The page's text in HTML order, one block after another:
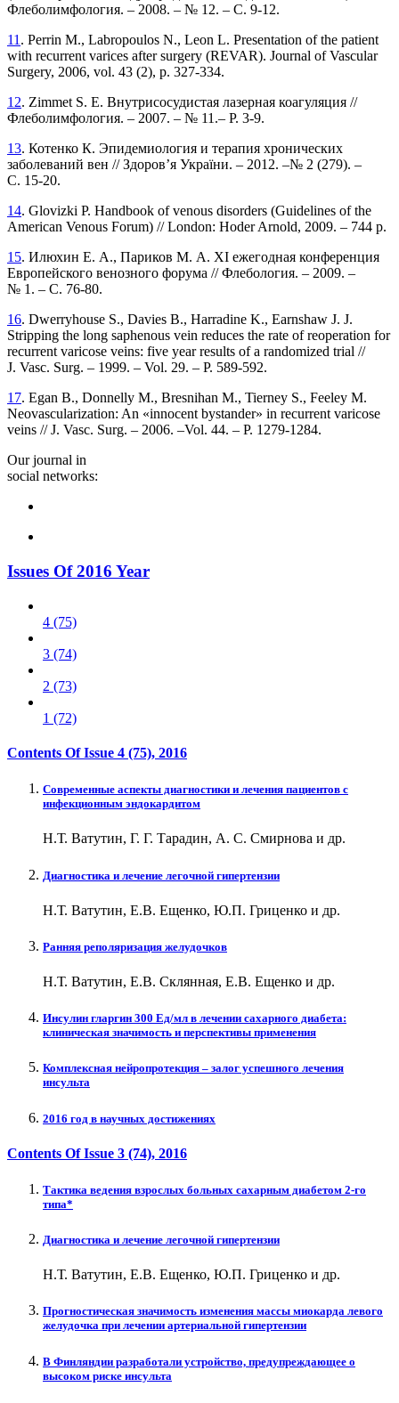
Флеболимфология. – 2008. – № 12. – C. 9-12.
11 . Perrin M., Labropoulos N., Leon L. Presentation of the patient
with recurrent varices after surgery (REVAR). Journal of Vascular
Surgery, 2006, vol. 43 (2), р. 327-334.
12. Zim­met S. E. Внутри­сосудистая лазерная коагуляция //
Флеболимфология. – 2007. – № 11.– P. 3-9.
13. Котенко К. Эпидемиология и терапия хро­ничес­ких
заболеваний вен // Здоров’я України. – 2012. –№ 2 (279). –
С. 15-20.
14. Glovizki P. Handbook of venous disorders (Guide­lines of the
American Venous Forum) // London: Hoder Arnold, 2009. – 744 р.
15. Илюхин Е. А., Париков М. А. ХІ ежегодная конференция
Европейского венозного форума // Флебология. – 2009. –
№ 1. – С. 76-80.
16. Dwerryhouse S., Davies B., Harradine K., Earnshaw J. J.
Stripping the long saphenous vein reduces the rate of reoperation for
recurrent varicose veins: five year results of a randomized trial //
J. Vasc. Surg. – 1999. – Vol. 29. – P. 589-592.
17. Egan B., Donnelly M., Bresnihan M., Tierney S., Feeley M.
Neovascularization: An «innocent bystander» in recurrent varicose
veins // J. Vasc. Surg. – 2006. –Vol. 44. – P. 1279-1284.
Our journal in
social networks:
Issues Of 2016 Year
4 (75)
3 (74)
2 (73)
1 (72)
Contents Of Issue 4 (75), 2016
Современные аспекты диагностики и лечения пациентов с
инфекционным эндокардитом
Н.Т. Ватутин, Г. Г. Тарадин, А. С. Смирнова и др.
Диагностика и лечение легочной гипертензии
Н.Т. Ватутин, Е.В. Ещенко, Ю.П. Гриценко и др.
Ранняя реполяризация желудочков
Н.Т. Ватутин, Е.В. Склянная, Е.В. Ещенко и др.
Инсулин гларгин 300 Ед/мл в лечении сахарного диабета:
клиническая значимость и перспективы применения
Комплексная нейропротекция – залог успешного лечения
инсульта
2016 год в научных достижениях
Contents Of Issue 3 (74), 2016
Тактика ведения взрослых больных сахарным диабетом 2-го
типа*
Диагностика и лечение легочной гипертензии
Н.Т. Ватутин, Е.В. Ещенко, Ю.П. Гриценко и др.
Прогностическая значимость изменения массы миокарда левого
желудочка при лечении артериальной гипертензии
В Финляндии разработали устройство, предупреждающее о
высоком риске инсульта